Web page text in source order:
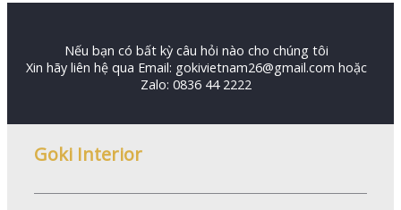
Nếu bạn có bất kỳ câu hỏi nào cho chúng tôi
Xin hãy liên hệ qua Email: gokivietnam26@gmail.com hoặc
Zalo: 0836 44 2222
Goki Interior